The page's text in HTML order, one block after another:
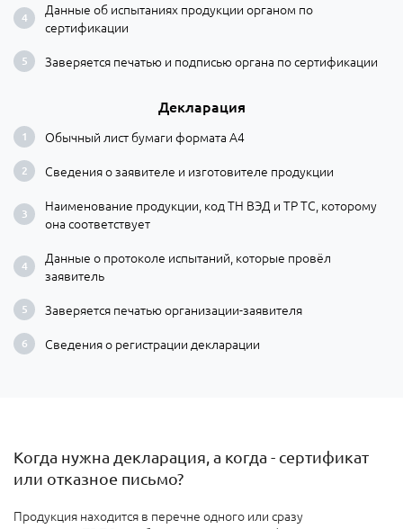
Данные об испытаниях продукции органом по
сертификации
Заверяется печатью и подписью органа по сертификации
Декларация
Обычный лист бумаги формата А4
Сведения о заявителе и изготовителе продукции
Наименование продукции, код ТН ВЭД и ТР ТС, которому
она соответствует
Данные о протоколе испытаний, которые провёл
заявитель
Заверяется печатью организации-заявителя
Сведения о регистрации декларации
Когда нужна декларация, а когда - сертификат
или отказное письмо?
Продукция находится в перечне одного или сразу